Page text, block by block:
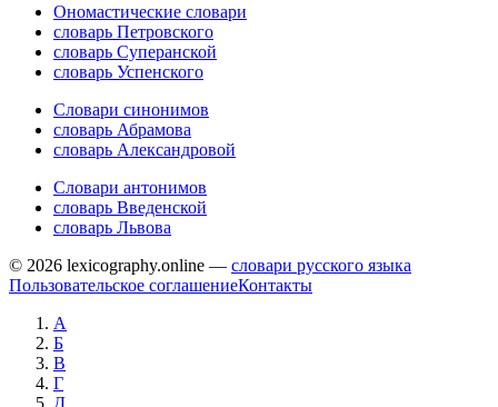
Ономастические словари
словарь Петровского
словарь Суперанской
словарь Успенского
Словари синонимов
словарь Абрамова
словарь Александровой
Словари антонимов
словарь Введенской
словарь Львова
© 2026 lexicography.online — словари русского языка
Пользовательское соглашениеКонтакты
А
Б
В
Г
Д